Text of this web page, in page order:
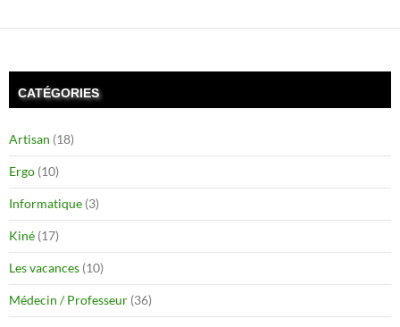
CATÉGORIES
Artisan (18)
Ergo (10)
Informatique (3)
Kiné (17)
Les vacances (10)
Médecin / Professeur (36)